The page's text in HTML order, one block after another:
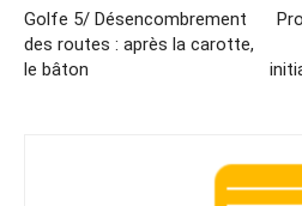
Golfe 5/ Désencombrement
des routes : après la carotte,
le bâton